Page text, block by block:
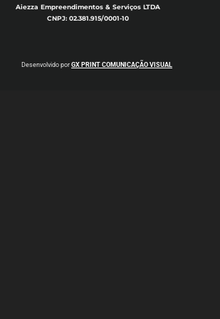
Desenvolvido por GX PRINT COMUNICAÇÃO VISUAL
Aiezza Empreendimentos & Serviços LTDA
CNPJ: 02.381.915/0001-10